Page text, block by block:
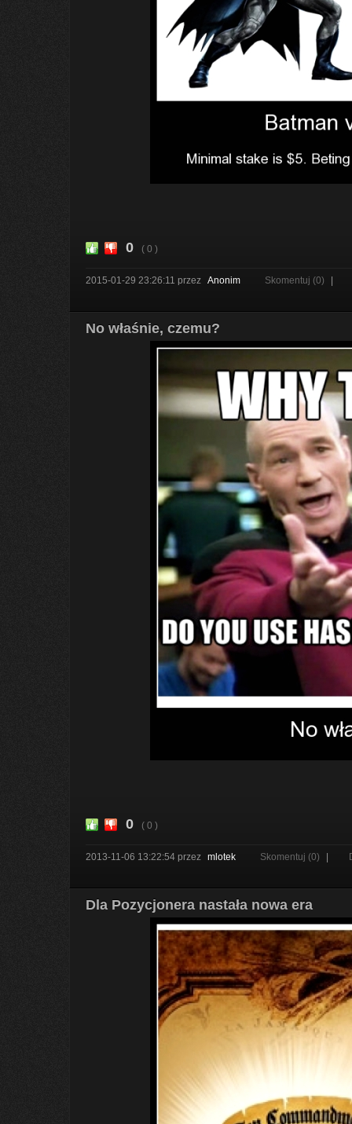
0 ( 0 )
2015-01-29 23:26:11 przez Anonim Skomentuj (0)
No właśnie, czemu?
0 ( 0 )
2013-11-06 13:22:54 przez mlotek Skomentuj (0)
Dla Pozycjonera nastała nowa era